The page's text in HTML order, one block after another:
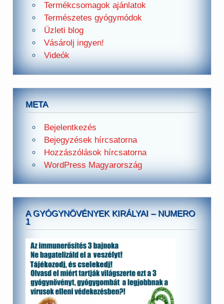
Termékcsomagok ajánlatok
Természetes gyógymódok
Üzleti blog
Vásárolj ingyen!
Videók
META
Bejelentkezés
Bejegyzések hírcsatorna
Hozzászólások hírcsatorna
WordPress Magyarország
A GYÓGYNÖVÉNYEK KIRÁLYAI – NUMERO
1